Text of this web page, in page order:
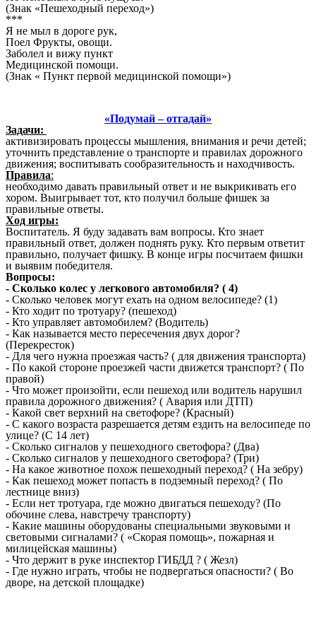
(Знак «Пешеходный переход»)
***
Я не мыл в дороге рук,
Поел Фрукты, овощи.
Заболел и вижу пункт
Медицинской помощи.
(Знак « Пункт первой медицинской помощи»)
«Подумай – отгадай»
Задачи:
активизировать процессы мышления, внимания и речи детей;
уточнить представление о транспорте и правилах дорожного
движения; воспитывать сообразительность и находчивость.
Правила:
необходимо давать правильный ответ и не выкрикивать его
хором. Выигрывает тот, кто получил больше фишек за
правильные ответы.
Ход игры:
Воспитатель. Я буду задавать вам вопросы. Кто знает
правильный ответ, должен поднять руку. Кто первым ответит
правильно, получает фишку. В конце игры посчитаем фишки
и выявим победителя.
Вопросы:
- Сколько колес у легкового автомобиля? ( 4)
- Сколько человек могут ехать на одном велосипеде? (1)
- Кто ходит по тротуару? (пешеход)
- Кто управляет автомобилем? (Водитель)
- Как называется место пересечения двух дорог?
(Перекресток)
- Для чего нужна проезжая часть? ( для движения транспорта)
- По какой стороне проезжей части движется транспорт? ( По
правой)
- Что может произойти, если пешеход или водитель нарушил
правила дорожного движения? ( Авария или ДТП)
- Какой свет верхний на светофоре? (Красный)
- С какого возраста разрешается детям ездить на велосипеде по
улице? (С 14 лет)
- Сколько сигналов у пешеходного светофора? (Два)
- Сколько сигналов у пешеходного светофора? (Три)
- На какое животное похож пешеходный переход? ( На зебру)
- Как пешеход может попасть в подземный переход? ( По
лестнице вниз)
- Если нет тротуара, где можно двигаться пешеходу? (По
обочине слева, навстречу транспорту)
- Какие машины оборудованы специальными звуковыми и
световыми сигналами? ( «Скорая помощь», пожарная и
милицейская машины)
- Что держит в руке инспектор ГИБДД ? ( Жезл)
- Где нужно играть, чтобы не подвергаться опасности? ( Во
дворе, на детской площадке)